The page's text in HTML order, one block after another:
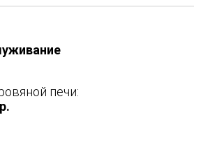
печи: